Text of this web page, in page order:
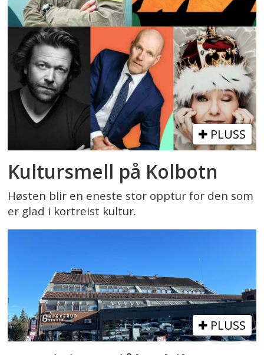
PLUSS
Kultursmell på Kolbotn
Høsten blir en eneste stor opptur for den som
er glad i kortreist kultur.
PLUSS